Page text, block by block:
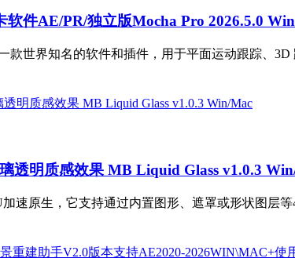
软件AE/PR/独立版Mocha Pro 2026.5.0 Win
款世界知名的软件和插件，用于平面运动跟踪、3D
透明质感效果 MB Liquid Glass v1.0.3
速原生，它支持通过内置图形、遮罩或形状图层等